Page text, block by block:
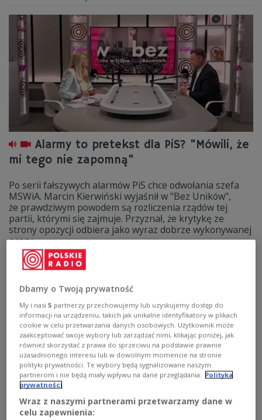
Alarmy to pretekst dla PiS? "Mówili, że
mi tego nie zapomną"
Po serii fałszywych alarmów PiS chce odwołania szefa
MSWiA. Marcin Kierwiński wyjaśnił w "Bez Uników",
że prawdziwym powodem są rozliczenia rządów tej
partii, którymi się zajmuje. Przyznał, że krytykę ze
strony opozycji odbiera jako wyraz dobrze wykonywanej
pracy.
Zobacz więcej na temat:
Marcin Kierwiński
rząd
Żona ministra w państwowej spółce.
Dbamy o Twoją prywatność
My i nasi5 partnerzy przechowujemy lub uzyskujemy dostęp do
informacji na urządzeniu, takich jak unikalne identyfikatory w plikach
cookie w celu przetwarzania danych osobowych. Użytkownik może
zaakceptować swoje wybory lub zarządzać nimi, klikając poniżej, jak
również skorzystać z prawa do sprzeciwu na podstawie prawnie
uzasadnionego interesu lub w dowolnym momencie na stronie
polityki prywatności. Te wybory będą sygnalizowane naszym
partnerom i nie będą miały wpływu na dane przeglądania. Polityka
prywatności
Wraz z naszymi partnerami przetwarzamy dane w
celu zapewnienia: